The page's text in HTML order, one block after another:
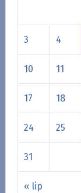
« lip
3 4
10 11
17 18
24 25
31